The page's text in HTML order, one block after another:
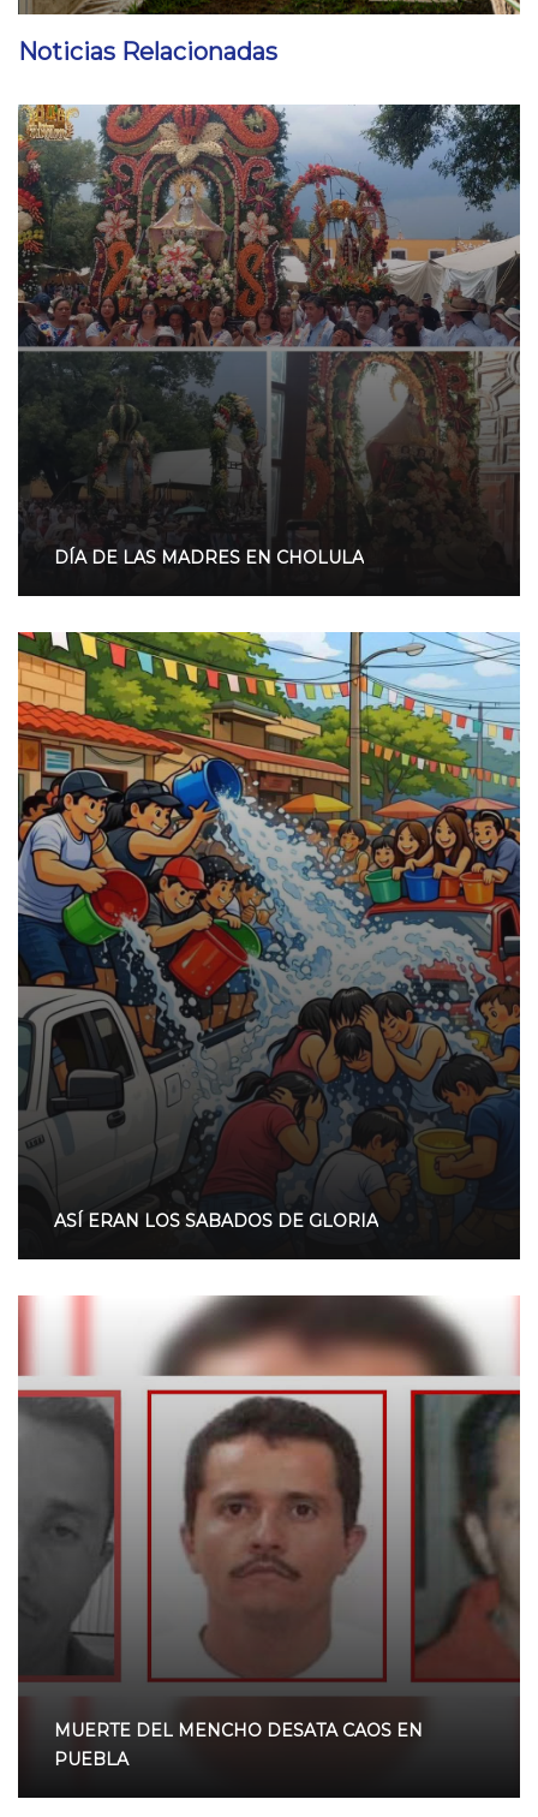
Noticias Relacionadas
DÍA DE LAS MADRES EN CHOLULA
ASÍ ERAN LOS SABADOS DE GLORIA
MUERTE DEL MENCHO DESATA CAOS EN
PUEBLA